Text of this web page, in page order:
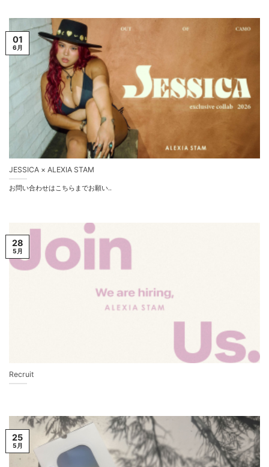
JESSICA × ALEXIA STAM
お問い合わせはこちらまでお願い..
01
6月
Recruit
28
5月
25
5月